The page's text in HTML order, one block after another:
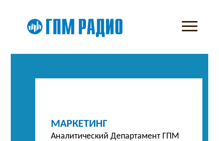
МАРКЕТИНГ
Аналитический Департамент ГПМ